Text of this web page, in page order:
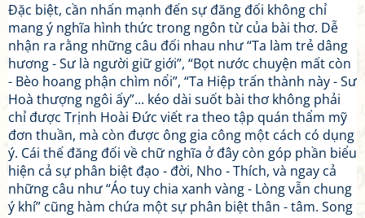
Đặc biệt, cần nhấn mạnh đến sự đăng đối không chỉ
mang ý nghĩa hình thức trong ngôn từ của bài thơ. Dễ
nhận ra rằng những câu đối nhau như “Ta làm trẻ dâng
hương - Sư là người giữ giới”, “Bọt nước chuyện mất còn
- Bèo hoang phận chìm nổi”, “Ta Hiệp trấn thành này - Sư
Hoà thượng ngôi ấy”... kéo dài suốt bài thơ không phải
chỉ được Trịnh Hoài Đức viết ra theo tập quán thẩm mỹ
đơn thuần, mà còn được ông gia công một cách có dụng
ý. Cái thế đăng đối về chữ nghĩa ở đây còn góp phần biểu
hiện cả sự phân biệt đạo - đời, Nho - Thích, và ngay cả
những câu như “Áo tuy chia xanh vàng - Lòng vẫn chung
ý khí” cũng hàm chứa một sự phân biệt thân - tâm. Song